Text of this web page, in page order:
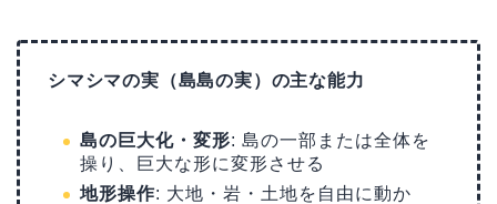
シマシマの実（島島の実）の主な能力
島の巨大化・変形: 島の一部または全体を
操り、巨大な形に変形させる
地形操作: 大地・岩・土地を自由に動か